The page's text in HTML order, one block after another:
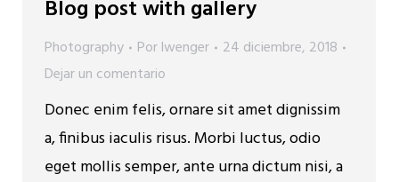
Blog post with gallery
Photography Porlwenger
24 diciembre, 2018
Dejar un comentario
Donec enim felis, ornare sit amet dignissim
a, finibus iaculis risus. Morbi luctus, odio
eget mollis semper, ante urna dictum nisi, a